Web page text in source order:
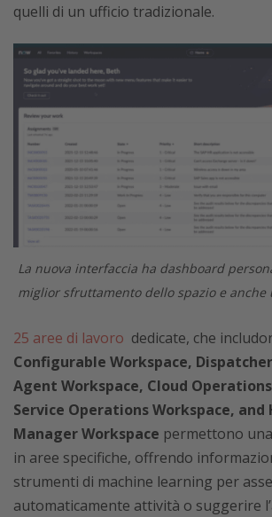
quelli di un ufficio tradizionale.
La nuova interfaccia ha dashboard personalizzate, un
miglior sfruttamento dello spazio e anche
25 aree di lavoro dedicate, che
Configurable Workspace,
Agent Workspace, Cloud
Service Operations Workspace, and
Manager Workspace permettono
in aree specifiche, offrendo
strumenti di machine learning per
automaticamente attività o suggerire